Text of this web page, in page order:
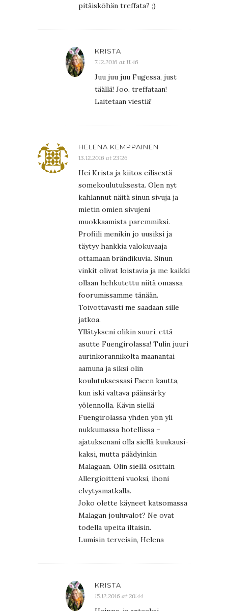
pitäisköhän treffata? ;)
KRISTA
7.12.2016 at 11:46
Juu juu juu Fugessa, just
täällä! Joo, treffataan!
Laitetaan viestiä!
HELENA KEMPPAINEN
13.12.2016 at 23:26
Hei Krista ja kiitos eilisestä
somekoulutuksesta. Olen nyt
kahlannut näitä sinun sivuja ja
mietin omien sivujeni
muokkaamista paremmiksi.
Profiili menikin jo uusiksi ja
täytyy hankkia valokuvaaja
ottamaan brändikuvia. Sinun
vinkit olivat loistavia ja me kaikki
ollaan hehkutettu niitä omassa
foorumissamme tänään.
Toivottavasti me saadaan sille
jatkoa.
Yllätykseni olikin suuri, että
asutte Fuengirolassa! Tulin juuri
aurinkorannikolta maanantai
aamuna ja siksi olin
koulutuksessasi Facen kautta,
kun iski valtava päänsärky
yölennolla. Kävin siellä
Fuengirolassa yhden yön yli
nukkumassa hotellissa –
ajatuksenani olla siellä kuukausi-
kaksi, mutta päädyinkin
Malagaan. Olin siellä osittain
Allergioitteni vuoksi, ihoni
elvytysmatkalla.
Joko olette käyneet katsomassa
Malagan jouluvalot? Ne ovat
todella upeita iltaisin.
Lumisin terveisin, Helena
KRISTA
15.12.2016 at 20:44